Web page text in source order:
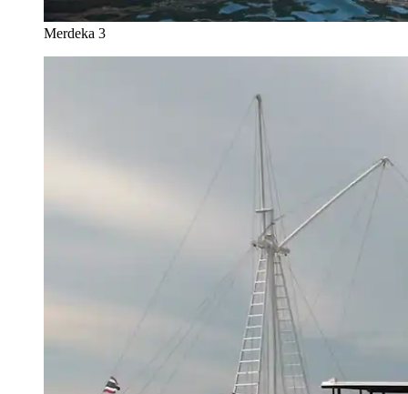
Merdeka 3